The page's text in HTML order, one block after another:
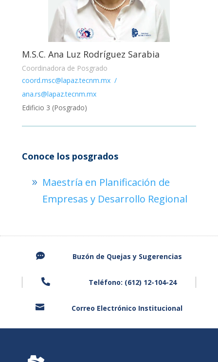
M.S.C. Ana Luz Rodríguez Sarabia
Coordinadora de Posgrado
coord.msc@lapaz.tecnm.mx/
ana.rs@lapaz.tecnm.mx
Edificio 3 (Posgrado)
Conoce los posgrados
Maestría en Planificación de
Empresas y Desarrollo Regional
 Buzón de Quejas y Sugerencias
 Teléfono: (612) 12-104-24
 Correo Electrónico Institucional